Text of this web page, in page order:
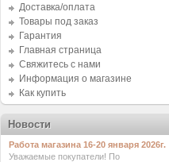
Доставка/оплата
Товары под заказ
Гарантия
Главная страница
Свяжитесь с нами
Информация о магазине
Как купить
Новости
Работа магазина 16-20 января 2026г.
Уважаемые покупатели! По